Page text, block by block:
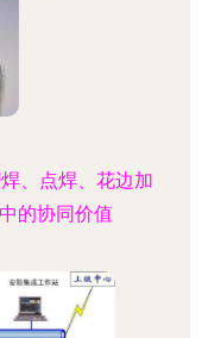
、点焊、花边加
的协同价值